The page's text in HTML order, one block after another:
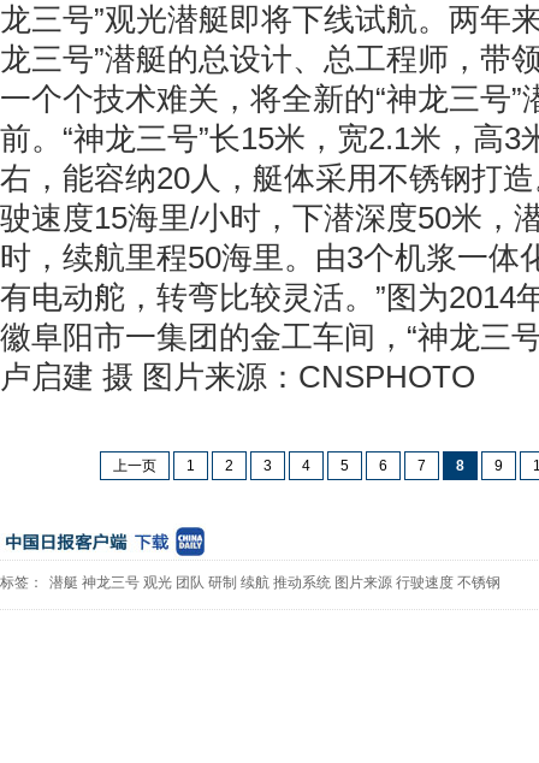
龙三号”观光潜艇即将下线试航。两年
龙三号”潜艇的总设计、总工程师，带
一个个技术难关，将全新的“神龙三号”
前。“神龙三号”长15米，宽2.1米，高3
右，能容纳20人，艇体采用不锈钢打造
驶速度15海里/小时，下潜深度50米，
时，续航里程50海里。由3个机浆一体
有电动舵，转弯比较灵活。”图为2014
徽阜阳市一集团的金工车间，“神龙三
卢启建 摄 图片来源：CNSPHOTO
上一页 1 2 3 4 5 6 7 8 9
标签： 潜艇 神龙三号 观光 团队 研制 续航 推动系统 图片来源 行驶速度 不锈钢